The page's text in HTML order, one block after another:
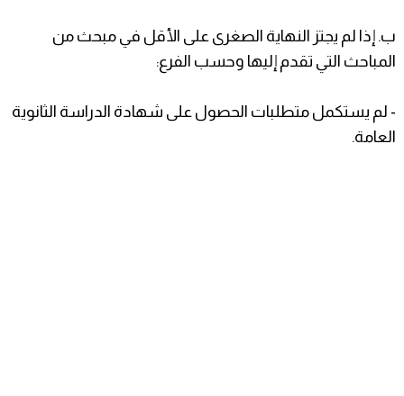
ب‌. إذا لم يجتز النهاية الصغرى على الأقل في مبحث من
المباحث التي تقدم إليها وحسب الفرع:
- لم يستكمل متطلبات الحصول على شهادة الدراسة الثانوية
العامة.